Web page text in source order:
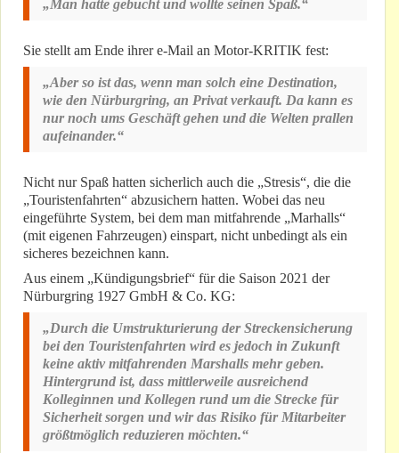
„Man hatte gebucht und wollte seinen Spaß.“
Sie stellt am Ende ihrer e-Mail an Motor-KRITIK fest:
„Aber so ist das, wenn man solch eine Destination,
wie den Nürburgring, an Privat verkauft. Da kann es
nur noch ums Geschäft gehen und die Welten prallen
aufeinander.“
Nicht nur Spaß hatten sicherlich auch die „Stresis“, die die
„Touristenfahrten“ abzusichern hatten. Wobei das neu
eingeführte System, bei dem man mitfahrende „Marhalls“
(mit eigenen Fahrzeugen) einspart, nicht unbedingt als ein
sicheres bezeichnen kann.
Aus einem „Kündigungsbrief“ für die Saison 2021 der
Nürburgring 1927 GmbH & Co. KG:
„Durch die Umstrukturierung der Streckensicherung
bei den Touristenfahrten wird es jedoch in Zukunft
keine aktiv mitfahrenden Marshalls mehr geben.
Hintergrund ist, dass mittlerweile ausreichend
Kolleginnen und Kollegen rund um die Strecke für
Sicherheit sorgen und wir das Risiko für Mitarbeiter
größtmöglich reduzieren möchten.“